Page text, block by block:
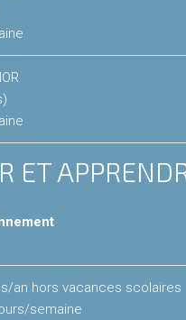
ET
an hors vacances scolaires
semaine